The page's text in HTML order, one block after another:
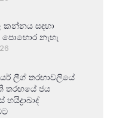
කන්නය සඳහා
පොහොර නැහැ
ලීග් තරඟාවලියේ
තරඟයේ ජය